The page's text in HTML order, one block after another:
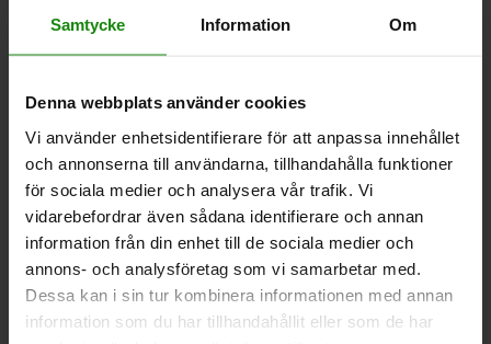
Samtycke Information Om
Denna webbplats använder cookies
Vi använder enhetsidentifierare för att anpassa innehållet
och annonserna till användarna, tillhandahålla funktioner
för sociala medier och analysera vår trafik. Vi
vidarebefordrar även sådana identifierare och annan
information från din enhet till de sociala medier och
annons- och analysföretag som vi samarbetar med.
Dessa kan i sin tur kombinera informationen med annan
information som du har tillhandahållit eller som de har
EXCENTERSPÄNNARE MED MITTLÅSNING D=M12
L2=58 B=32 S=20 H2=120 D1=30 SW=19
Beställningsnummer:04350-12
1 543,10 kr
exkl. moms
DETALJER
DETALJER